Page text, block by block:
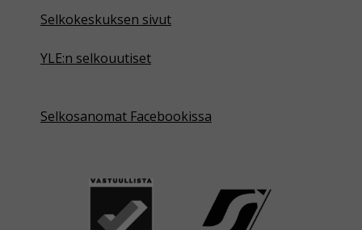
Selkokeskuksen sivut
YLE:n selkouutiset
Selkosanomat Facebookissa